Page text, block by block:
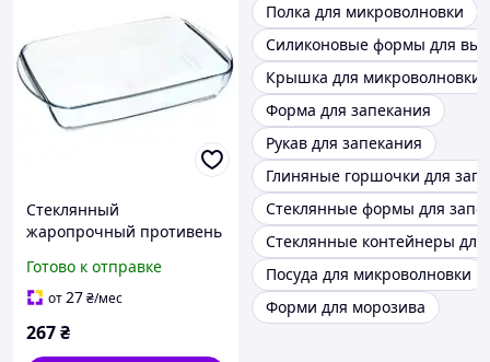
Стеклянный
жаропрочный противень
духовке
34,5*21/30,5*20cm 2,5 л
Готово к отправке
от27₴/мес
267₴
Полка для микроволновки
Силиконовые формы для
Крышка для микроволновки
Форма для запекания
Рукав для запекания
Глиняные горшочки для
Стеклянные формы для
Стеклянные контейнеры
Посуда для микроволновки
Форми для морозива